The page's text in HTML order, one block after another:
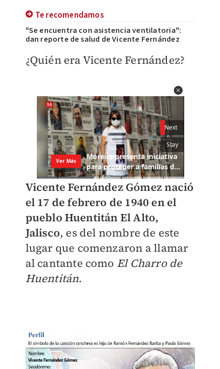
Te recomendamos
"Se encuentra con asistencia ventilatoria":
dan reporte de salud de Vicente Fernández
¿Quién era Vicente Fernández?
Vicente Fernández Gómez nació
el 17 de febrero de 1940 en el
pueblo Huentitán El Alto,
Jalisco, es del nombre de este
lugar que comenzaron a llamar
al cantante como El Charro de
Huentitán.